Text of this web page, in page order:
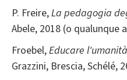
P. Freire,La pedagogia
Abele, 2018 (o qualunque
Froebel,Educare l'umanità
Grazzini, Brescia, Schélé,